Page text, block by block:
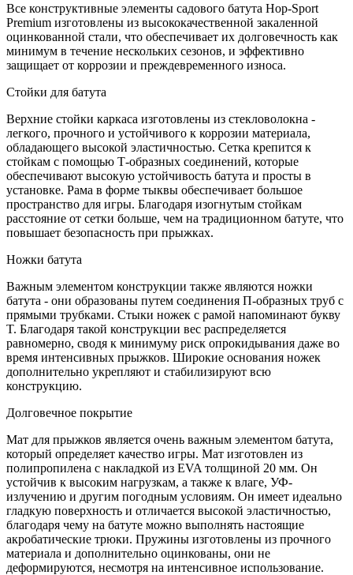
Все конструктивные элементы садового батута Hop-Sport
Premium изготовлены из высококачественной закаленной
оцинкованной стали, что обеспечивает их долговечность как
минимум в течение нескольких сезонов, и эффективно
защищает от коррозии и преждевременного износа.
Стойки для батута
Верхние стойки каркаса изготовлены из стекловолокна -
легкого, прочного и устойчивого к коррозии материала,
обладающего высокой эластичностью. Сетка крепится к
стойкам с помощью Т-образных соединений, которые
обеспечивают высокую устойчивость батута и просты в
установке. Рама в форме тыквы обеспечивает большое
пространство для игры. Благодаря изогнутым стойкам
расстояние от сетки больше, чем на традиционном батуте, что
повышает безопасность при прыжках.
Ножки батута
Важным элементом конструкции также являются ножки
батута - они образованы путем соединения П-образных труб с
прямыми трубками. Стыки ножек с рамой напоминают букву
T. Благодаря такой конструкции вес распределяется
равномерно, сводя к минимуму риск опрокидывания даже во
время интенсивных прыжков. Широкие основания ножек
дополнительно укрепляют и стабилизируют всю
конструкцию.
Долговечное покрытие
Мат для прыжков является очень важным элементом батута,
который определяет качество игры. Мат изготовлен из
полипропилена с накладкой из EVA толщиной 20 мм. Он
устойчив к высоким нагрузкам, а также к влаге, УФ-
излучению и другим погодным условиям. Он имеет идеально
гладкую поверхность и отличается высокой эластичностью,
благодаря чему на батуте можно выполнять настоящие
акробатические трюки. Пружины изготовлены из прочного
материала и дополнительно оцинкованы, они не
деформируются, несмотря на интенсивное использование.